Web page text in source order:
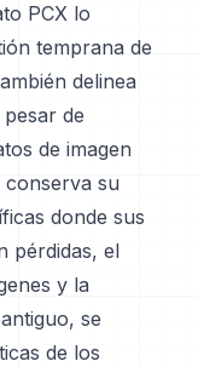
PCX lo
temprana de
delinea
de
de imagen
conserva su
donde sus
pérdidas, el
y la
se
de los